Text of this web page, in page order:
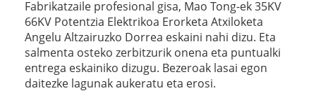
Fabrikatzaile profesional gisa, Mao Tong-ek 35KV
66KV Potentzia Elektrikoa Erorketa Atxiloketa
Angelu Altzairuzko Dorrea eskaini nahi dizu. Eta
salmenta osteko zerbitzurik onena eta puntualki
entrega eskainiko dizugu. Bezeroak lasai egon
daitezke lagunak aukeratu eta erosi.